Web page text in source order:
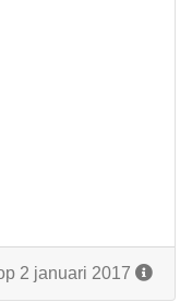
2 januari 2017